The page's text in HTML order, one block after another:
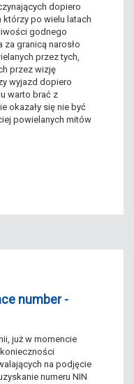
dopiero
którzy po wielu latach
godnego
za granicą narosło
przez tych,
przez wizję
wyjazd dopiero
warto brać z
okazały się nie być
powielanych mitów
number -
już w momencie
na podjęcie
numeru NIN